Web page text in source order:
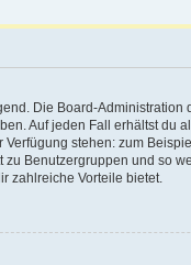
Die Board-Administration
Auf jeden Fall erhältst du
stehen: zum
zu Benutzergruppen und so
zahlreiche Vorteile bietet.